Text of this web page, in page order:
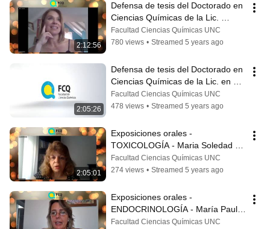
2:12:56
Defensa de tesis del Doctorado en
Ciencias Químicas de la Lic.
Claudia Antonella Colque
Facultad Ciencias Químicas UNC
780 views • Streamed 5 years ago
2:05:26
Defensa de tesis del Doctorado en
Ciencias Químicas de la Lic. en
Biotec. Evangelina Leticia BENIZIO
Facultad Ciencias Químicas UNC
478 views • Streamed 5 years ago
2:05:01
Exposiciones orales -
TOXICOLOGÍA - Maria Soledad
Arguello
Facultad Ciencias Químicas UNC
274 views • Streamed 5 years ago
Exposiciones orales -
ENDOCRINOLOGÍA - María Paula
Rodríguez Parte 2
Facultad Ciencias Químicas UNC